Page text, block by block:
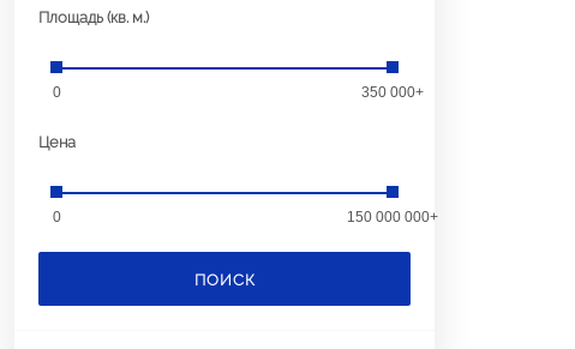
Площадь (кв. м.)
0 350 000+
Цена
0 150 000 000+
ПОИСК